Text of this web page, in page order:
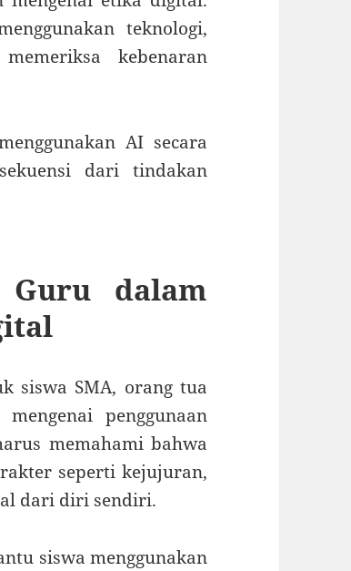
teknologi,
kebenaran
AI secara
dari tindakan
dalam
siswa SMA, orang tua
penggunaan
memahami bahwa
seperti kejujuran,
dari diri sendiri.
siswa menggunakan